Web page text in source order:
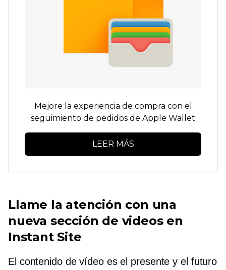
Mejore la experiencia de compra con el
seguimiento de pedidos de Apple Wallet
LEER MÁS
Llame la atención con una
nueva sección de videos en
Instant Site
El contenido de vídeo es el presente y el futuro